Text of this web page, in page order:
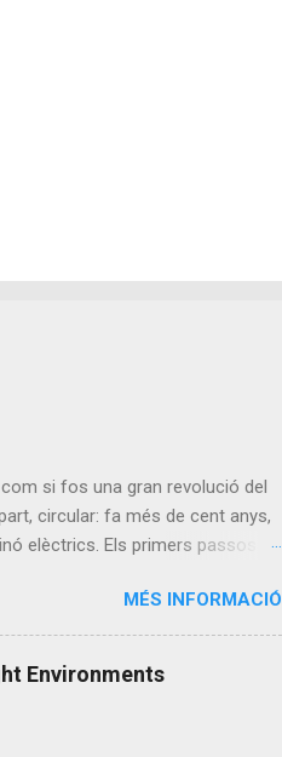
si fos una gran revolució del
circular: fa més de cent anys,
elèctrics. Els primers passos: el
més complex que un motor
va començar el 1852, però
no arribarien fins a
i Camille Faure. A finals del
al 1900, aproximadament el 30%
MÉS INFORMACIÓ
Environments